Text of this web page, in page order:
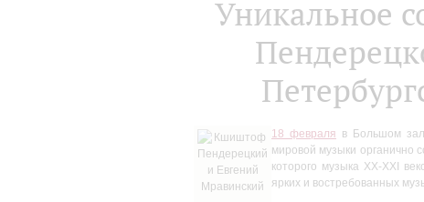
Уникальное
18 февраля в Большом
мировой музыки органично
которого музыка XX-XXI
ярких и востребованных